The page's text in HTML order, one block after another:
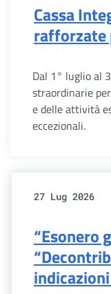
Cassa
rafforzate
Dal 1° luglio al
straordinarie
e delle attività
eccezionali.
27 Lug 2026
“Esonero